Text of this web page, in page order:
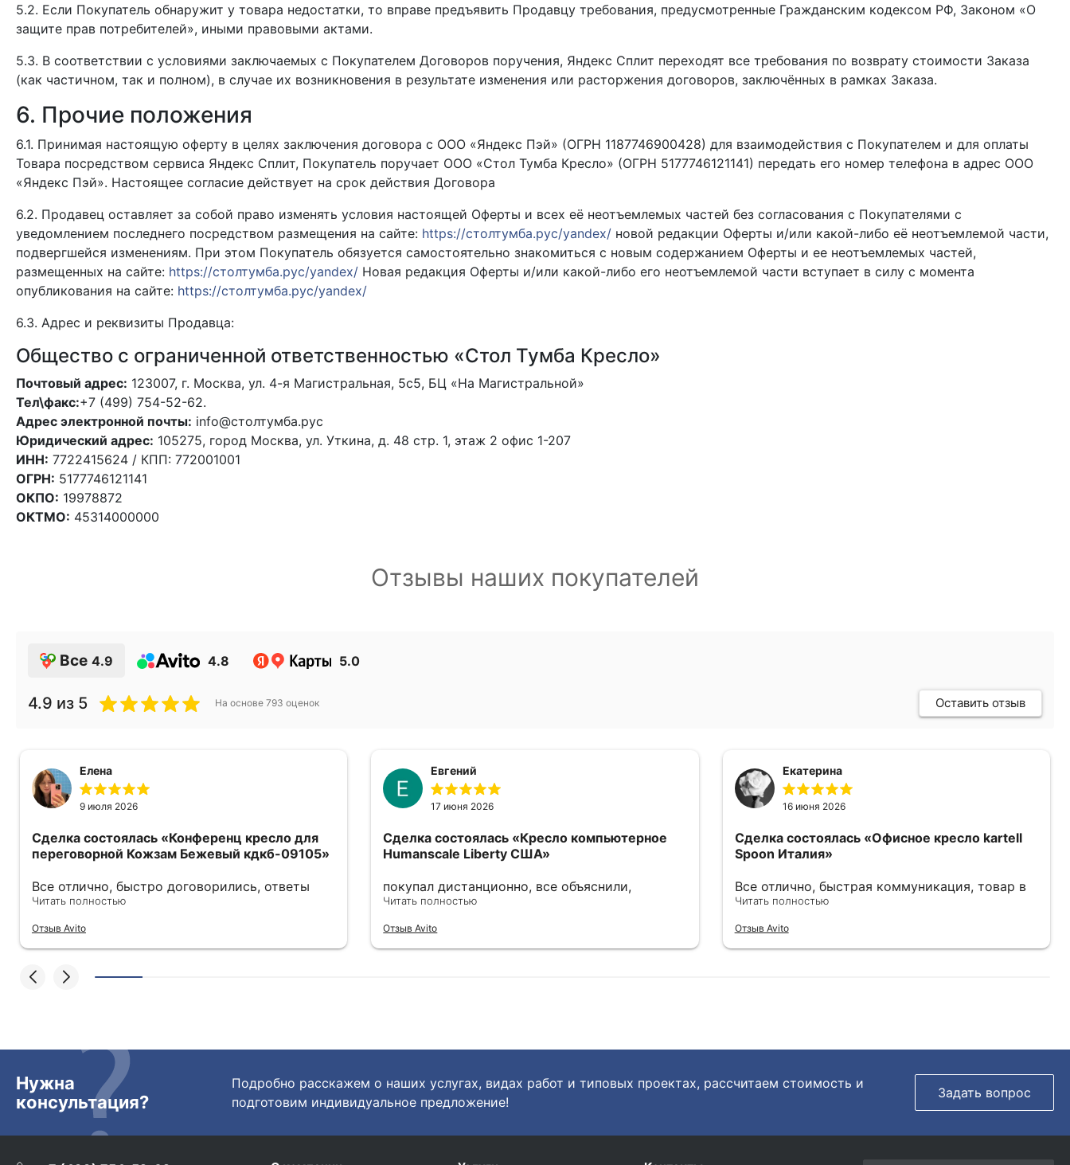
5.2. Если Покупатель обнаружит у товара недостатки, то вправе предъявить Продавцу требования, предусмотренные Гражданским кодексом РФ, Законом «О
защите прав потребителей», иными правовыми актами.
5.3. В соответствии с условиями заключаемых с Покупателем Договоров поручения, Яндекс Сплит переходят все требования по возврату стоимости Заказа
(как частичном, так и полном), в случае их возникновения в результате изменения или расторжения договоров, заключённых в рамках Заказа.
6. Прочие положения
6.1. Принимая настоящую оферту в целях заключения договора с ООО «Яндекс Пэй» (ОГРН 1187746900428) для взаимодействия с Покупателем и для оплаты
Товара посредством сервиса Яндекс Сплит, Покупатель поручает ООО «Стол Тумба Кресло» (ОГРН 5177746121141) передать его номер телефона в адрес ООО
«Яндекс Пэй». Настоящее согласие действует на срок действия Договора
6.2. Продавец оставляет за собой право изменять условия настоящей Оферты и всех её неотъемлемых частей без согласования с Покупателями с
уведомлением последнего посредством размещения на сайте: https://столтумба.рус/yandex/ новой редакции Оферты и/или какой-либо её неотъемлемой части,
подвергшейся изменениям. При этом Покупатель обязуется самостоятельно знакомиться с новым содержанием Оферты и ее неотъемлемых частей,
размещенных на сайте: https://столтумба.рус/yandex/ Новая редакция Оферты и/или какой-либо его неотъемлемой части вступает в силу с момента
опубликования на сайте: https://столтумба.рус/yandex/
6.3. Адрес и реквизиты Продавца:
Общество с ограниченной ответственностью «Стол Тумба Кресло»
Почтовый адрес: 123007, г. Москва, ул. 4-я Магистральная, 5с5, БЦ «На Магистральной»
Тел\факс:+7 (499) 754-52-62.
Адрес электронной почты: info@столтумба.рус
Юридический адрес: 105275, город Москва, ул. Уткина, д. 48 стр. 1, этаж 2 офис 1-207
ИНН: 7722415624 / КПП: 772001001
ОГРН: 5177746121141
ОКПО: 19978872
ОКТМО: 45314000000
Отзывы наших покупателей
Все 4.9 4.8 5.0
4.9 из 5 На основе 793 оценок Оставить отзыв
Елена
9 июля 2026
Сделка состоялась «Конференц кресло для
переговорной Кожзам Бежевый кдкб-09105»
Все отлично, быстро договорились, ответы
очень быстрые, всегда на связи. Все подробно
были на разных складах их переместили на
один. Так же грамотно сориентировали
Спасибо огромное🙏🏼
Читать полностью
Отзыв Avito
Евгений
17 июня 2026
Сделка состоялась «Кресло компьютерное
Humanscale Liberty США»
покупал дистанционно, все объяснили,
показали, сделали фото и видео по запросу.
дальнейшем хорошо упаковали. однозначно
рекомендую.
Читать полностью
Отзыв Avito
Екатерина
16 июня 2026
Сделка состоялась «Офисное кресло kartell
Spoon Италия»
Все отлично, быстрая коммуникация, товар в
отличном состоянии.
Читать полностью
Отзыв Avito
Нужна
консультация?
Подробно расскажем о наших услугах, видах работ и типовых проектах, рассчитаем стоимость и
подготовим индивидуальное предложение!
Задать вопрос